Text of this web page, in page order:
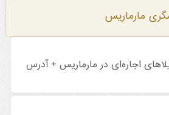
مارماریس
اجاره‌ای در مارماریس + آدرس